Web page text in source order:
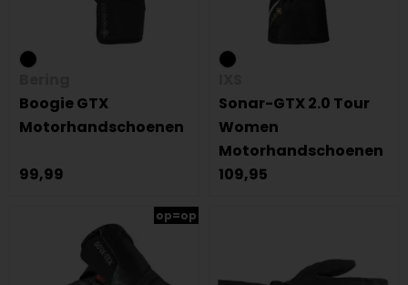
Boogie GTX
Motorhandschoenen
99,99
Sonar-GTX 2.0 Tour
Women
Motorhandschoenen
109,95
op=op